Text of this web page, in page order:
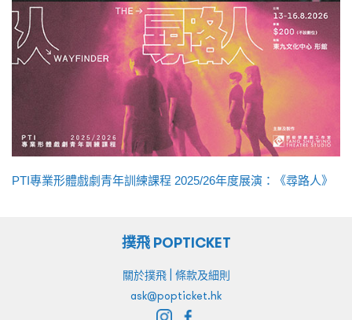
PTI專業形體戲劇青年訓練課程 2025/26年度展演：《尋路人》
撲飛 POPTICKET
關於撲飛| 條款及細則
ask@popticket.hk